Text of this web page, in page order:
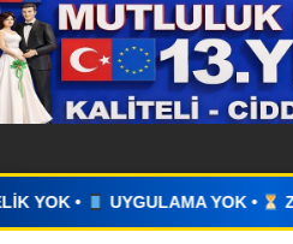
YOK • ZAMAN KAYBI YOK •